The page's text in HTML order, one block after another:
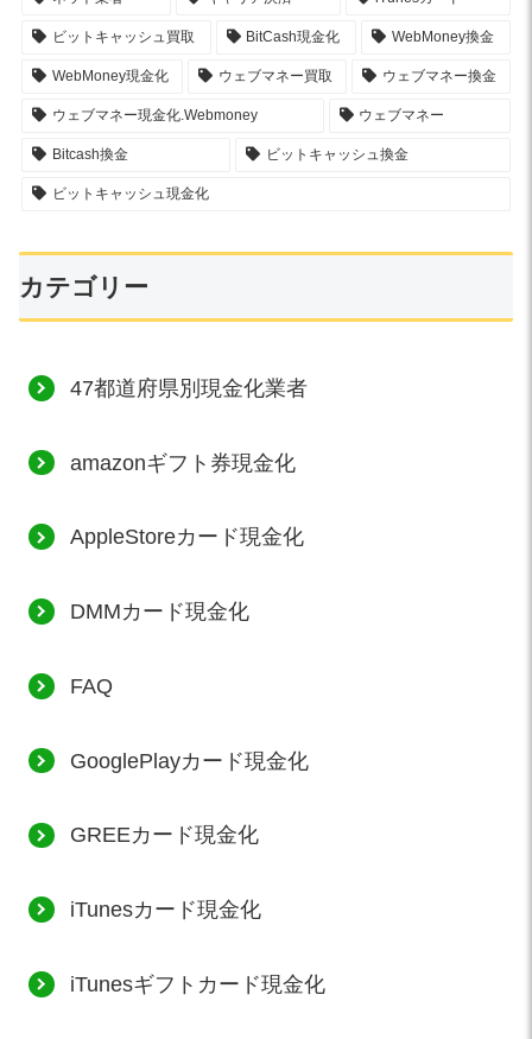
ビットキャッシュ買取 BitCash現金化 WebMoney換金
WebMoney現金化 ウェブマネー買取 ウェブマネー換金
ウェブマネー現金化.Webmoney ウェブマネー
Bitcash換金 ビットキャッシュ換金
ビットキャッシュ現金化
カテゴリー
47都道府県別現金化業者
amazonギフト券現金化
AppleStoreカード現金化
DMMカード現金化
FAQ
GooglePlayカード現金化
GREEカード現金化
iTunesカード現金化
iTunesギフトカード現金化